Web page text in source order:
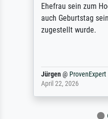
Ehefrau sein zum
auch Geburtstag
zugestellt wurde.
Jürgen@ ProvenExpert
April 22, 2026